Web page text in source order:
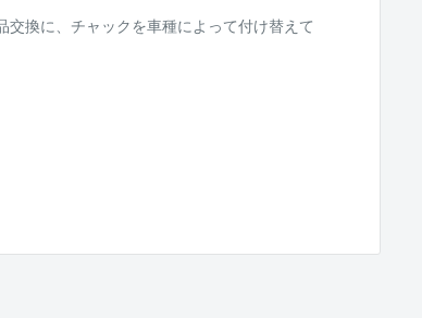
換に、チャックを車種によって付け替えて